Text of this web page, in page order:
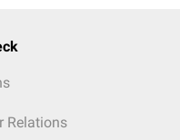
Relations